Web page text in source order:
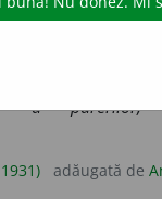
~a părerilor,
adăugată de